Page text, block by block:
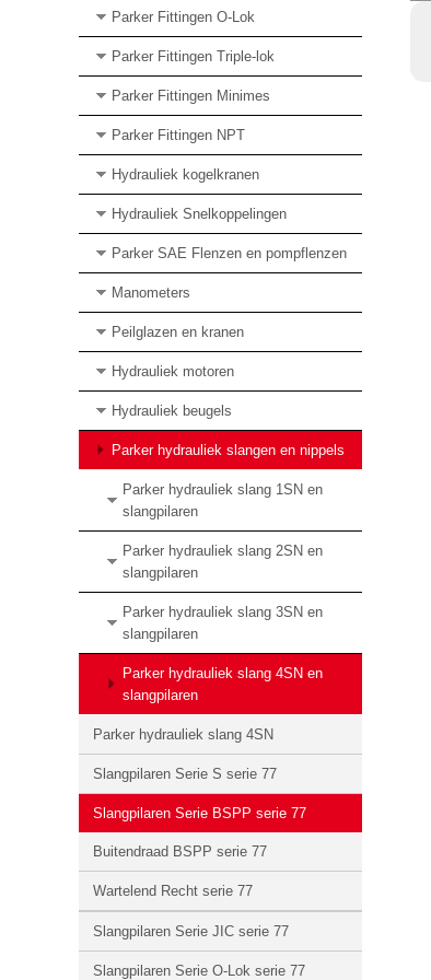
Parker Fittingen O-Lok
Parker Fittingen Triple-lok
Parker Fittingen Minimes
Parker Fittingen NPT
Hydrauliek kogelkranen
Hydrauliek Snelkoppelingen
Parker SAE Flenzen en pompflenzen
Manometers
Peilglazen en kranen
Hydrauliek motoren
Hydrauliek beugels
Parker hydrauliek slangen en nippels
Parker hydrauliek slang 1SN en
slangpilaren
Parker hydrauliek slang 2SN en
slangpilaren
Parker hydrauliek slang 3SN en
slangpilaren
Parker hydrauliek slang 4SN en
slangpilaren
Parker hydrauliek slang 4SN
Slangpilaren Serie S serie 77
Slangpilaren Serie BSPP serie 77
Buitendraad BSPP serie 77
Wartelend Recht serie 77
Slangpilaren Serie JIC serie 77
Slangpilaren Serie O-Lok serie 77